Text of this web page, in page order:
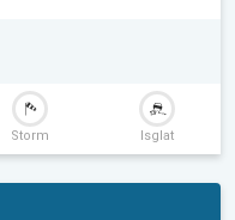
Storm Isglat